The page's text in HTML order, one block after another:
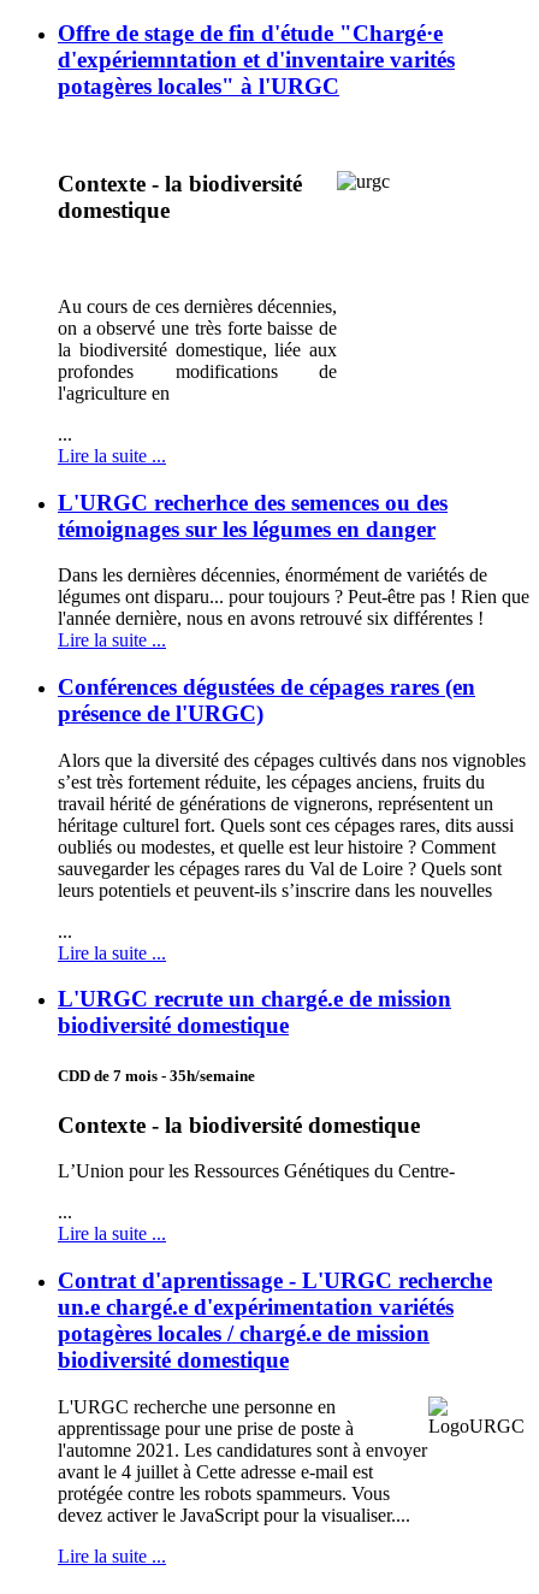
Offre de stage de fin d'étude "Chargé·e
d'expériemntation et d'inventaire varités
potagères locales" à l'URGC
Contexte - la biodiversité
domestique
Au cours de ces dernières décennies,
on a observé une très forte baisse de
la biodiversité domestique, liée aux
profondes modifications de
l'agriculture en
...
Lire la suite ...
L'URGC recherhce des semences ou des
témoignages sur les légumes en danger
Dans les dernières décennies, énormément de variétés de
légumes ont disparu... pour toujours ? Peut-être pas ! Rien que
l'année dernière, nous en avons retrouvé six différentes !
Lire la suite ...
Conférences dégustées de cépages rares (en
présence de l'URGC)
Alors que la diversité des cépages cultivés dans nos vignobles
s’est très fortement réduite, les cépages anciens, fruits du
travail hérité de générations de vignerons, représentent un
héritage culturel fort. Quels sont ces cépages rares, dits aussi
oubliés ou modestes, et quelle est leur histoire ? Comment
sauvegarder les cépages rares du Val de Loire ? Quels sont
leurs potentiels et peuvent-ils s’inscrire dans les nouvelles
...
Lire la suite ...
L'URGC recrute un chargé.e de mission
biodiversité domestique
CDD de 7 mois - 35h/semaine
Contexte - la biodiversité domestique
L’Union pour les Ressources Génétiques du Centre-
...
Lire la suite ...
Contrat d'aprentissage - L'URGC recherche
un.e chargé.e d'expérimentation variétés
potagères locales / chargé.e de mission
biodiversité domestique
L'URGC recherche une personne en
apprentissage pour une prise de poste à
l'automne 2021. Les candidatures sont à envoyer
avant le 4 juillet à Cette adresse e-mail est
protégée contre les robots spammeurs. Vous
devez activer le JavaScript pour la visualiser....
Lire la suite ...